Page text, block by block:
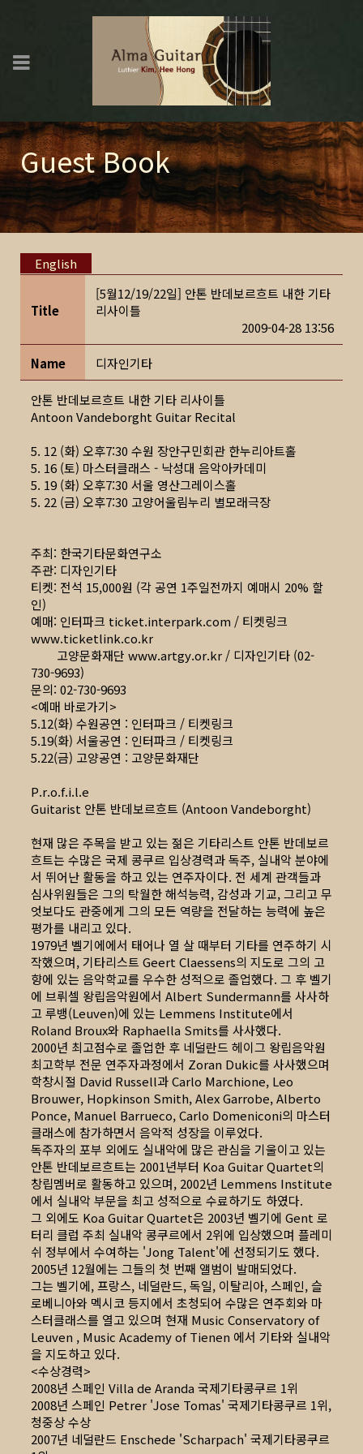
Guest Book
English
Title
[5월12/19/22일] 안톤 반데보르흐트 내한 기타
리사이틀
2009-04-28 13:56
Name 디자인기타
안톤 반데보르흐트 내한 기타 리사이틀
Antoon Vandeborght Guitar Recital
5. 12 (화) 오후7:30 수원 장안구민회관 한누리아트홀
5. 16 (토) 마스터클래스 - 낙성대 음악아카데미
5. 19 (화) 오후7:30 서울 영산그레이스홀
5. 22 (금) 오후7:30 고양어울림누리 별모래극장
주최: 한국기타문화연구소
주관: 디자인기타
티켓: 전석 15,000원 (각 공연 1주일전까지 예매시 20% 할
인)
예매: 인터파크 ticket.interpark.com / 티켓링크
www.ticketlink.co.kr
고양문화재단 www.artgy.or.kr/ 디자인기타 (02-
730-9693)
문의: 02-730-9693
<예매 바로가기>
5.12(화) 수원공연 : 인터파크 / 티켓링크
5.19(화) 서울공연 : 인터파크 / 티켓링크
5.22(금) 고양공연 : 고양문화재단
P.r.o.f.i.l.e
Guitarist 안톤 반데보르흐트 (Antoon Vandeborght)
현재 많은 주목을 받고 있는 젊은 기타리스트 안톤 반데보르
흐트는 수많은 국제 콩쿠르 입상경력과 독주, 실내악 분야에
서 뛰어난 활동을 하고 있는 연주자이다. 전 세계 관객들과
심사위원들은 그의 탁월한 해석능력, 감성과 기교, 그리고 무
엇보다도 관중에게 그의 모든 역량을 전달하는 능력에 높은
평가를 내리고 있다.
1979년 벨기에에서 태어나 열 살 때부터 기타를 연주하기 시
작했으며, 기타리스트 Geert Claessens의 지도로 그의 고
향에 있는 음악학교를 우수한 성적으로 졸업했다. 그 후 벨기
에 브뤼셀 왕립음악원에서 Albert Sundermann를 사사하
고 루뱅(Leuven)에 있는 Lemmens Institute에서
Roland Broux와 Raphaella Smits를 사사했다.
2000년 최고점수로 졸업한 후 네덜란드 헤이그 왕립음악원
최고학부 전문 연주자과정에서 Zoran Dukic를 사사했으며
학창시절 David Russell과 Carlo Marchione, Leo
Brouwer, Hopkinson Smith, Alex Garrobe, Alberto
Ponce, Manuel Barrueco, Carlo Domeniconi의 마스터
클래스에 참가하면서 음악적 성장을 이루었다.
독주자의 포부 외에도 실내악에 많은 관심을 기울이고 있는
안톤 반데보르흐트는 2001년부터 Koa Guitar Quartet의
창립멤버로 활동하고 있으며, 2002년 Lemmens Institute
에서 실내악 부문을 최고 성적으로 수료하기도 하였다.
그 외에도 Koa Guitar Quartet은 2003년 벨기에 Gent 로
터리 클럽 주최 실내악 콩쿠르에서 2위에 입상했으며 플레미
쉬 정부에서 수여하는 'Jong Talent'에 선정되기도 했다.
2005년 12월에는 그들의 첫 번째 앨범이 발매되었다.
그는 벨기에, 프랑스, 네덜란드, 독일, 이탈리아, 스페인, 슬
로베니아와 멕시코 등지에서 초청되어 수많은 연주회와 마
스터클래스를 열고 있으며 현재 Music Conservatory of
Leuven , Music Academy of Tienen 에서 기타와 실내악
을 지도하고 있다.
<수상경력>
2008년 스페인 Villa de Aranda 국제기타콩쿠르 1위
2008년 스페인 Petrer 'Jose Tomas' 국제기타콩쿠르 1위,
청중상 수상
2007년 네덜란드 Enschede 'Scharpach' 국제기타콩쿠르